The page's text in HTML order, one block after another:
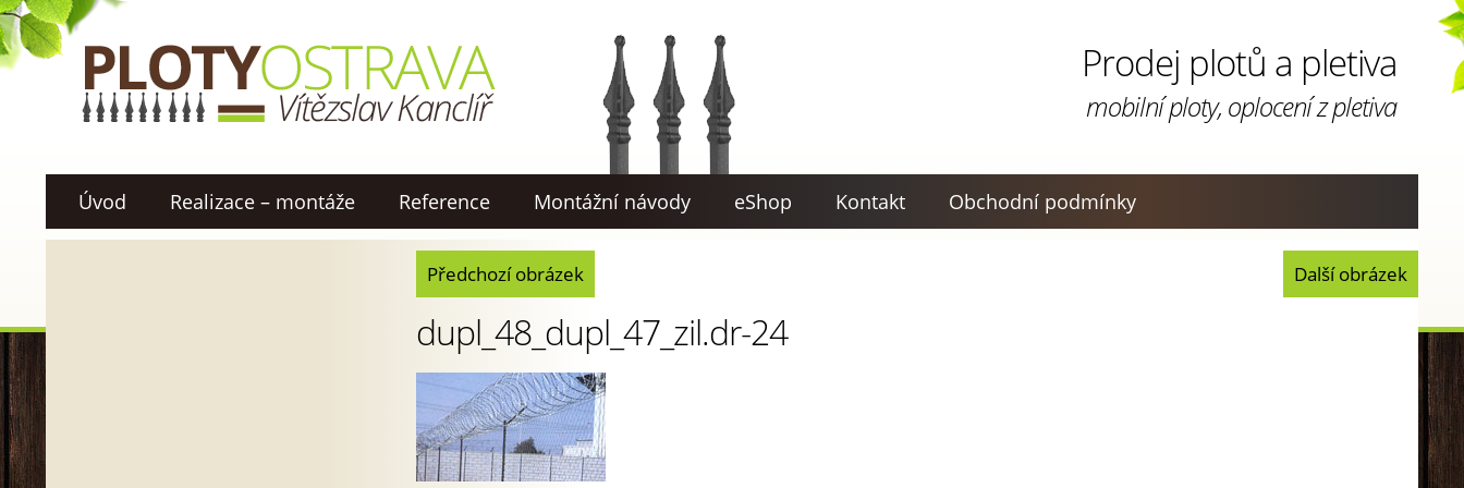
Prodej plotů a pletiva
mobilní ploty, oplocení z pletiva
Úvod Realizace – montáže Reference Montážní návody eShop Kontakt Obchodní podmínky
Předchozí obrázek Další obrázek
dupl_48_dupl_47_zil.dr-24